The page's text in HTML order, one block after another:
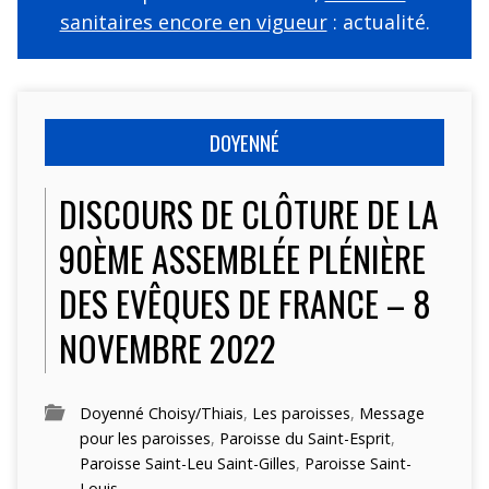
sanitaires encore en vigueur: actualité.
DOYENNÉ
DISCOURS DE CLÔTURE DE LA
90ÈME ASSEMBLÉE PLÉNIÈRE
DES EVÊQUES DE FRANCE – 8
NOVEMBRE 2022
Doyenné Choisy/Thiais, Les paroisses, Message
pour les paroisses, Paroisse du Saint-Esprit,
Paroisse Saint-Leu Saint-Gilles, Paroisse Saint-